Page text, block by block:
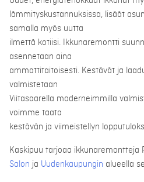
lämmityskustannuksissa, lisäät
samalla myös uutta
ilmettä kotiisi. Ikkunaremontti
asennetaan aina
ammattitaitoisesti. Kestävät ja
valmistetaan
Viitasaarella moderneimmilla
voimme taata
kestävän ja viimeistellyn
Kaskipuu tarjoaa ikkunaremontteja
Salon ja Uudenkaupungin alueella